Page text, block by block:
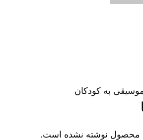
به کودکان
محصول نوشته نشده است.